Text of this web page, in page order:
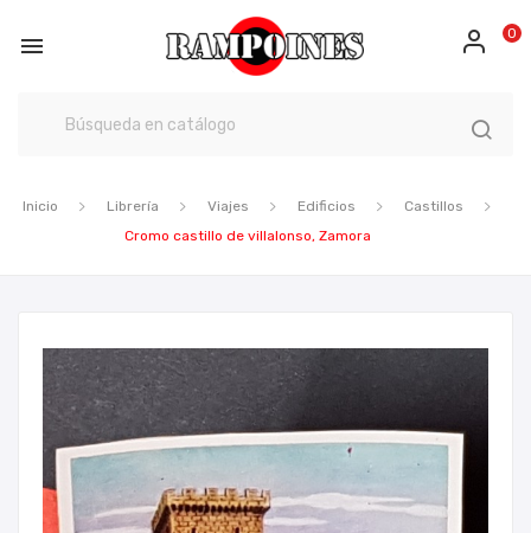
 0
Inicio Librería Viajes Edificios
Castillos
Cromo castillo de villalonso, Zamora